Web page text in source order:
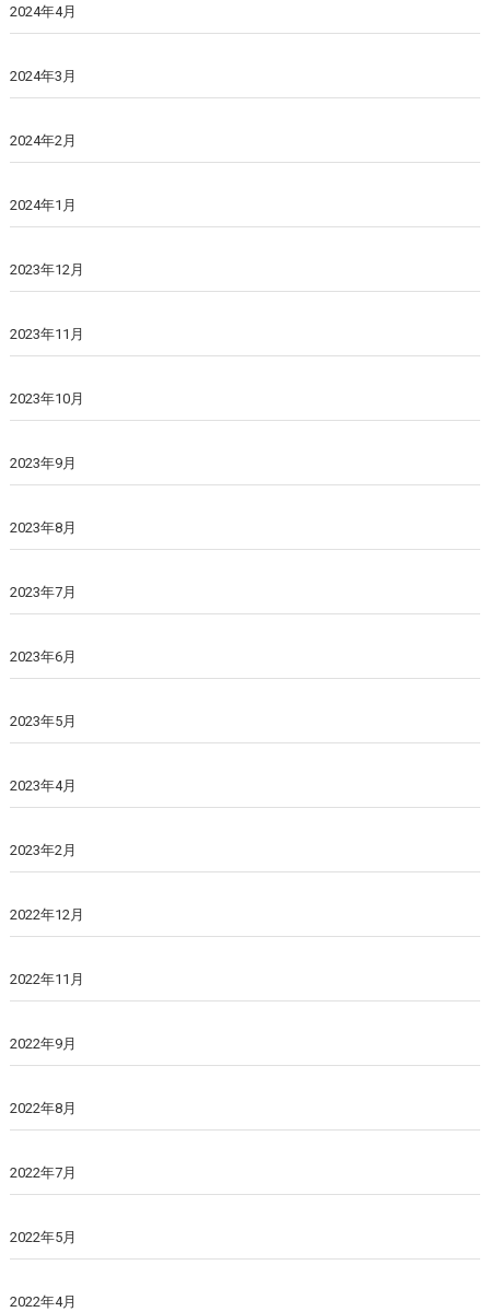
2024年4月
2024年3月
2024年2月
2024年1月
2023年12月
2023年11月
2023年10月
2023年9月
2023年8月
2023年7月
2023年6月
2023年5月
2023年4月
2023年2月
2022年12月
2022年11月
2022年9月
2022年8月
2022年7月
2022年5月
2022年4月